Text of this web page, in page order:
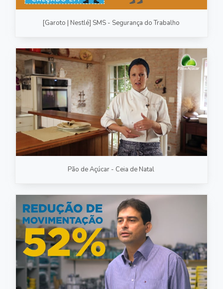
[Garoto | Nestlé] SMS - Segurança do Trabalho
Pão de Açúcar - Ceia de Natal